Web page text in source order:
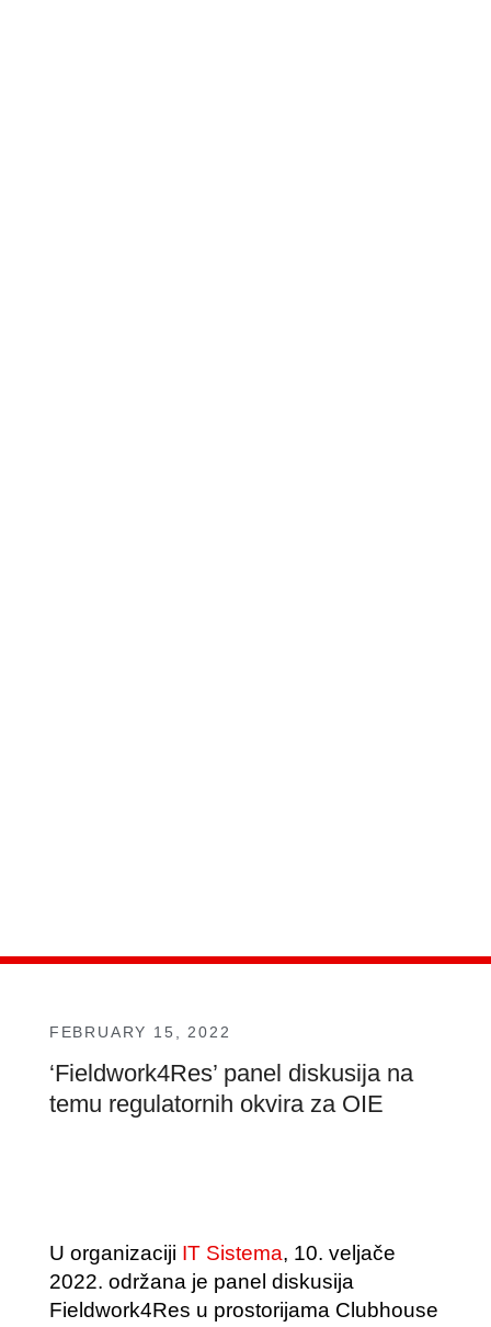
FEBRUARY 15, 2022
‘Fieldwork4Res’ panel diskusija na
temu regulatornih okvira za OIE
U organizaciji IT Sistema, 10. veljače
2022. održana je panel diskusija
Fieldwork4Res u prostorijama Clubhouse